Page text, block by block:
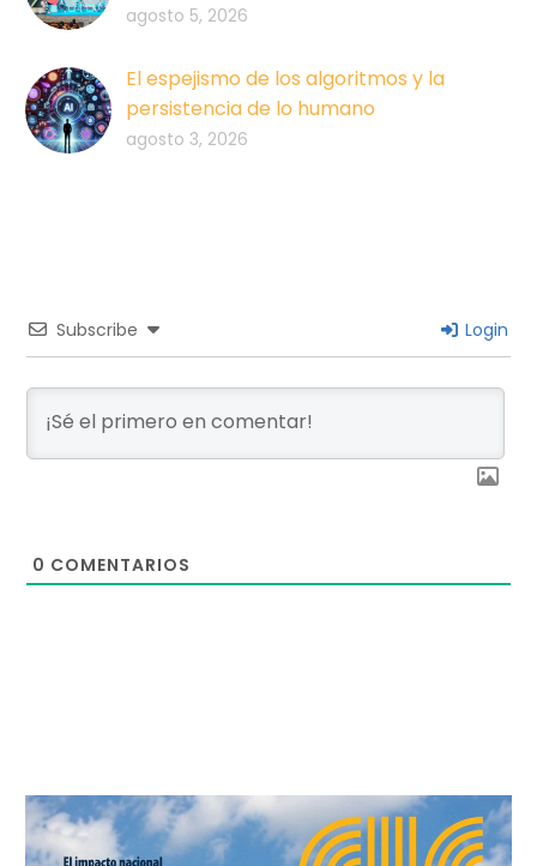
agosto 5, 2026
El espejismo de los algoritmos y la
persistencia de lo humano
agosto 3, 2026
Subscribe Login
0 COMENTARIOS